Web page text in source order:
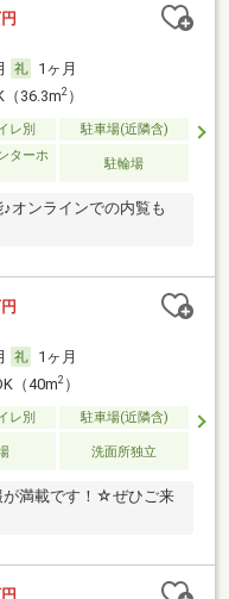
1ヶ月
（36.3m2）
レ別 駐車場(近隣含)
ターホ
駐輪場
オンラインでの内覧も
1ヶ月
（40m2）
レ別
駐車場(近隣含)
洗面所独立
が満載です！☆ぜひご来